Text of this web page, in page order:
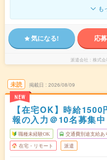
も
気になる! 応
派遣会社 株式
未読
NEW
掲載日 2026/08/09
【在宅OK】時給
報の入力＠10名募集中
職種未経験OK 交通費別途支給あ
在宅・リモート 派遣